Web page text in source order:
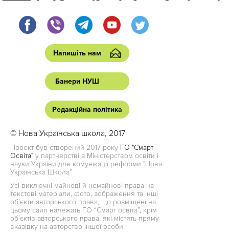
Напишіть нам
Банери НУШ
Редакційна політика
© Нова Українська школа, 2017
Проект був створений 2017 року ГО "Смарт
Освіта" у партнерстві з Міністерством освіти і
науки України для комунікації реформи "Нова
Українська Школа"
Усі виключні майнові й немайнові права на
текстові матеріали, фото, зображення та інші
об’єкти авторського права, що розміщені на
цьому сайті належать ГО “Смарт освіта”, крім
об’єктів авторського права, які містять пряму
вказівку на авторство іншої особи.